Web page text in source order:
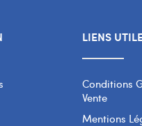
LIENS
Conditions
Vente
Mentions